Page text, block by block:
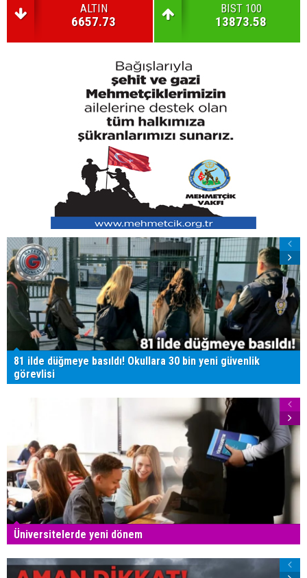
ALTIN
6657.73
BIST 100
13873.58
81 ilde düğmeye basıldı! Okullara 30 bin yeni güvenlik
görevlisi
Üniversitelerde yeni dönem